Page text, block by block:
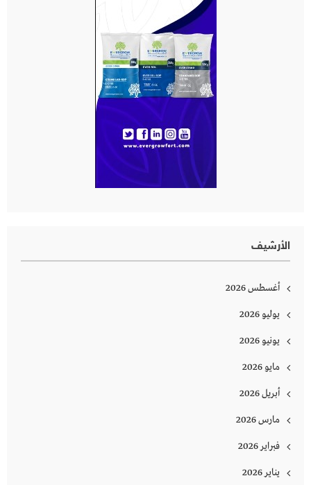
الأرشيف
أغسطس 2026
يوليو 2026
يونيو 2026
مايو 2026
أبريل 2026
مارس 2026
فبراير 2026
يناير 2026